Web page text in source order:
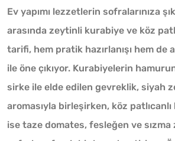
Ev yapımı lezzetlerin sofralarınıza
arasında zeytinli kurabiye ve köz
tarifi, hem pratik hazırlanışı hem de
ile öne çıkıyor. Kurabiyelerin
sirke ile elde edilen gevreklik, siyah
aromasıyla birleşirken, köz
ise taze domates, fesleğen ve sızma